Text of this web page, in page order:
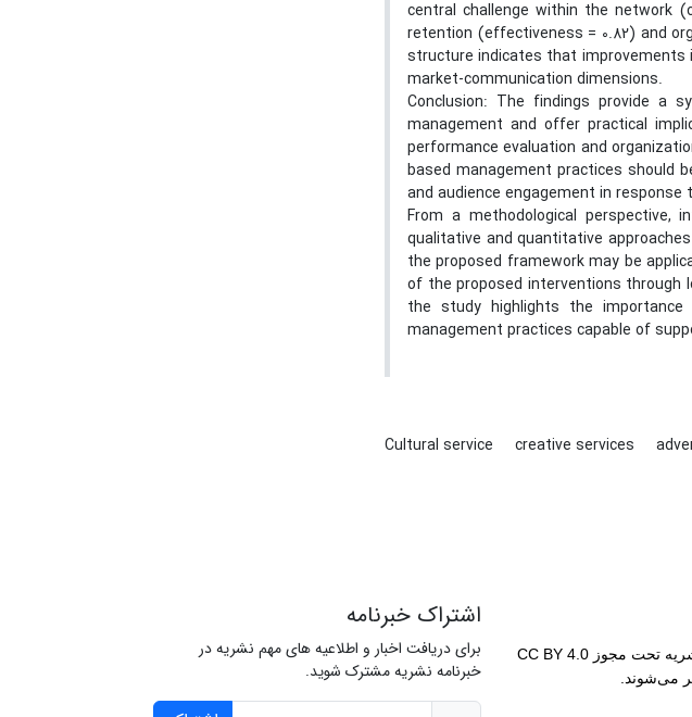
central challenge within the network
retention (effectiveness = 0.82) and
structure indicates that improvements
market-communication dimensions.
Conclusion: The findings provide a
management and offer practical
performance evaluation and
based management practices should
and audience engagement in
From a methodological perspective,
qualitative and quantitative
the proposed framework may be
of the proposed interventions through
the study highlights the importance
management practices capable of
Cultural service creative services
تمامی مقالات این نشریه تحت مجوز CC BY 4.0
می‌شوند.
اشتراک خبرنامه
برای دریافت اخبار و اطلاعیه های مهم نشریه در
خبرنامه نشریه مشترک شوید.